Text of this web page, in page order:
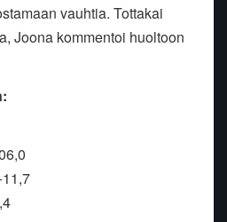
vauhtia. Tottakai
Joona kommentoi huoltoon